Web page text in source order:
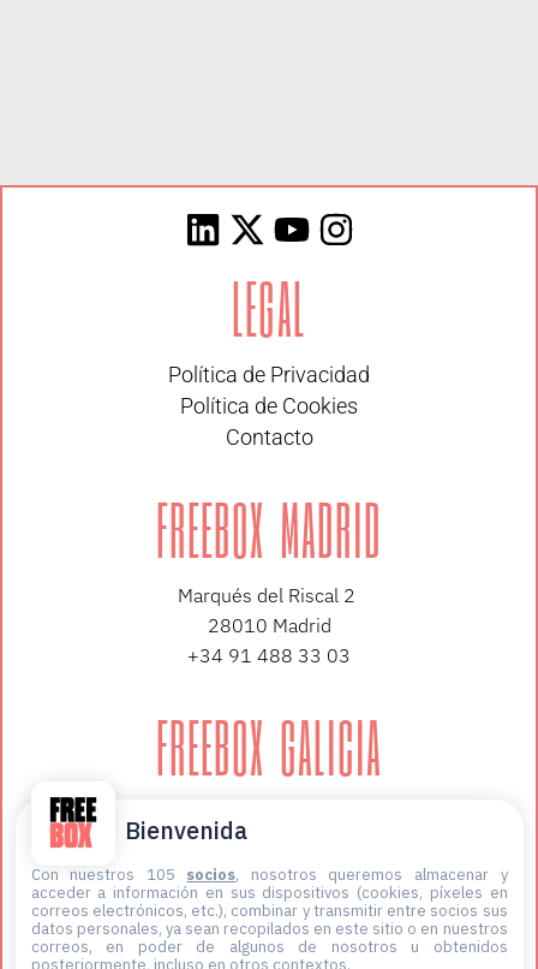
LEGAL
Política de Privacidad
Política de Cookies
Contacto
FREEBOX MADRID
Marqués del Riscal 2
28010 Madrid
+34 91 488 33 03
FREEBOX GALICIA
36202 Vigo
+34 647 12 59 06
Bienvenida
Con nuestros 105 socios, nosotros queremos almacenar y
acceder a información en sus dispositivos (cookies, píxeles en
correos electrónicos, etc.), combinar y transmitir entre socios sus
datos personales, ya sean recopilados en este sitio o en nuestros
correos, en poder de algunos de nosotros u obtenidos
posteriormente, incluso en otros contextos.